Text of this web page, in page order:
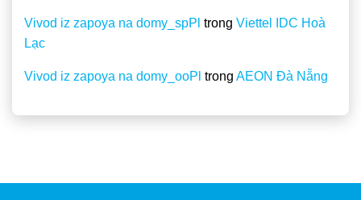
Vivod iz zapoya na domy_spPl trong Viettel IDC Hoà
Lạc
Vivod iz zapoya na domy_ooPl trong AEON Đà Nẵng